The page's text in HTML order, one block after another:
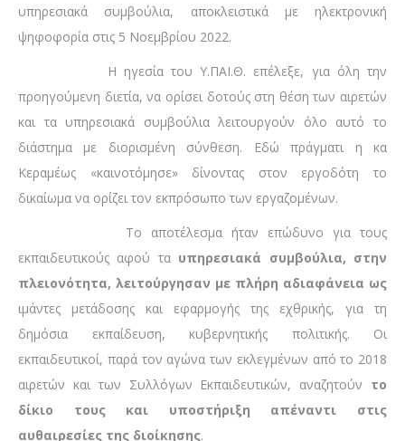
υπηρεσιακά συμβούλια, αποκλειστικά με ηλεκτρονική
ψηφοφορία στις 5 Νοεμβρίου 2022.
Η ηγεσία του Υ.ΠΑΙ.Θ. επέλεξε, για όλη την
προηγούμενη διετία, να ορίσει δοτούς στη θέση των αιρετών
και τα υπηρεσιακά συμβούλια λειτουργούν όλο αυτό το
διάστημα με διορισμένη σύνθεση. Εδώ πράγματι η κα
Κεραμέως «καινοτόμησε» δίνοντας στον εργοδότη το
δικαίωμα να ορίζει τον εκπρόσωπο των εργαζομένων.
Το αποτέλεσμα ήταν επώδυνο για τους
εκπαιδευτικούς αφού τα υπηρεσιακά συμβούλια, στην
πλειονότητα, λειτούργησαν με πλήρη αδιαφάνεια ως
ιμάντες μετάδοσης και εφαρμογής της εχθρικής, για τη
δημόσια εκπαίδευση, κυβερνητικής πολιτικής. Οι
εκπαιδευτικοί, παρά τον αγώνα των εκλεγμένων από το 2018
αιρετών και των Συλλόγων Εκπαιδευτικών, αναζητούν το
δίκιο τους και υποστήριξη απέναντι στις
αυθαιρεσίες της διοίκησης.